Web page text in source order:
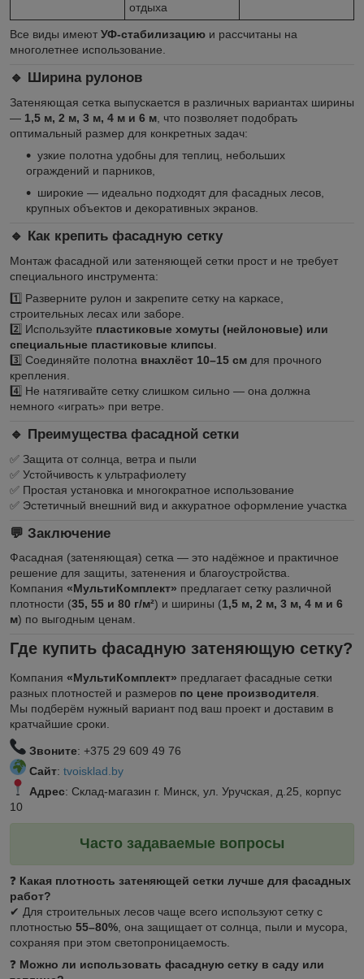
отдыха
Все виды имеют УФ-стабилизацию и рассчитаны на
многолетнее использование.
🔹 Ширина рулонов
Затеняющая сетка выпускается в различных вариантах ширины
— 1,5 м, 2 м, 3 м, 4 м и 6 м, что позволяет подобрать
оптимальный размер для конкретных задач:
узкие полотна удобны для теплиц, небольших
ограждений и парников,
широкие — идеально подходят для фасадных лесов,
крупных объектов и декоративных экранов.
🔹 Как крепить фасадную сетку
Монтаж фасадной или затеняющей сетки прост и не требует
специального инструмента:
1️⃣ Разверните рулон и закрепите сетку на каркасе,
строительных лесах или заборе.
2️⃣ Используйте пластиковые хомуты (нейлоновые) или
специальные пластиковые клипсы
3️⃣ Соединяйте полотна внахлёст 10–15 см для прочного
крепления.
4️⃣ Не натягивайте сетку слишком сильно — она должна
немного «играть» при ветре.
🔹 Преимущества фасадной сетки
✅ Защита от солнца, ветра и пыли
✅ Устойчивость к ультрафиолету
✅ Простая установка и многократное использование
✅ Эстетичный внешний вид и аккуратное оформление участка
💬 Заключение
Фасадная (затеняющая) сетка — это надёжное и практичное
решение для защиты, затенения и благоустройства.
Компания «МультиКомплект» предлагает сетку различной
плотности (35, 55 и 80 г/м²) и ширины (1,5 м, 2 м, 3 м, 4 м и 6
м) по выгодным ценам.
Где купить фасадную затеняющую сетку?
Компания «МультиКомплект» предлагает фасадные сетки
разных плотностей и размеров по цене производителя
Мы подберём нужный вариант под ваш проект и доставим в
кратчайшие сроки.
Звоните: +375 29 609 49 76
Сайт: tvoisklad.by
Адрес: Склад-магазин г. Минск, ул. Уручская, д.25, корпус
10
Часто задаваемые вопросы
❓ Какая плотность затеняющей сетки лучше для фасадных
работ?
✔ Для строительных лесов чаще всего используют сетку с
плотностью 55–80% , она защищает от солнца, пыли и мусора,
сохраняя при этом светопроницаемость.
❓ Можно ли использовать фасадную сетку в саду или